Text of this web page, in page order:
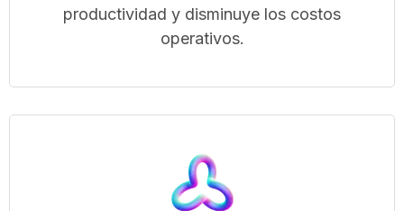
productividad y disminuye los costos
operativos.